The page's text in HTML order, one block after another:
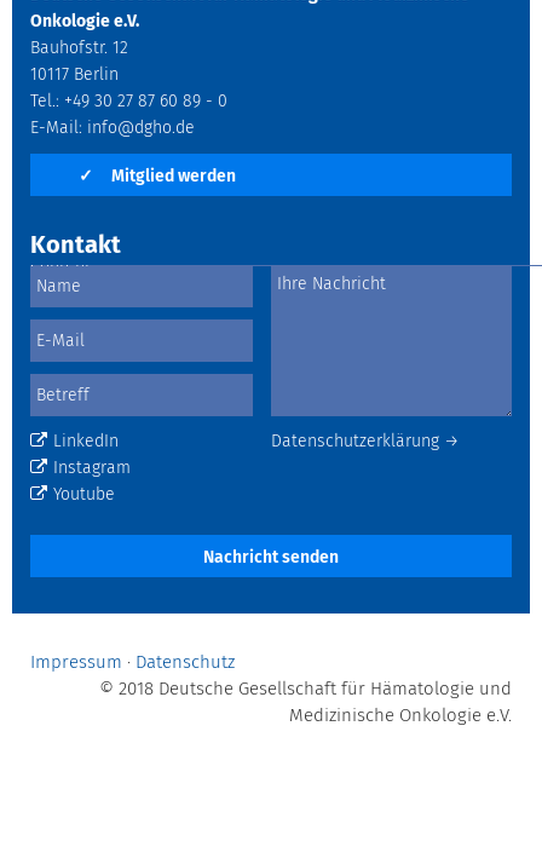
Onkologie e.V.
Bauhofstr. 12
10117 Berlin
Tel.: +49 30 27 87 60 89 - 0
E-Mail: info@dgho.de
✓ Mitglied werden
Kontakt
Datenschutzerklärung →
LinkedIn
Instagram
Youtube
Nachricht senden
Impressum · Datenschutz
© 2018 Deutsche Gesellschaft für Hämatologie und
Medizinische Onkologie e.V.